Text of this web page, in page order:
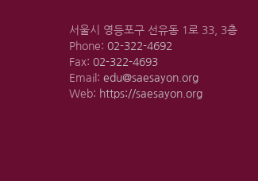
서울시 영등포구 선유동 1로 33, 3층
Phone: 02-322-4692
Fax: 02-322-4693
Email: edu@saesayon.org
Web: https://saesayon.org